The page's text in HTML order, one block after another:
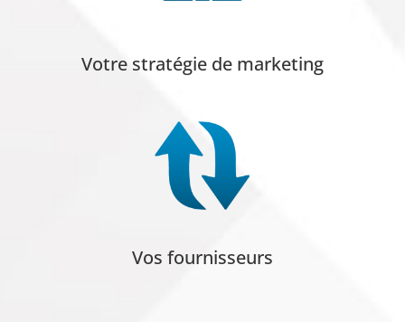
Votre stratégie de marketing
Vos fournisseurs